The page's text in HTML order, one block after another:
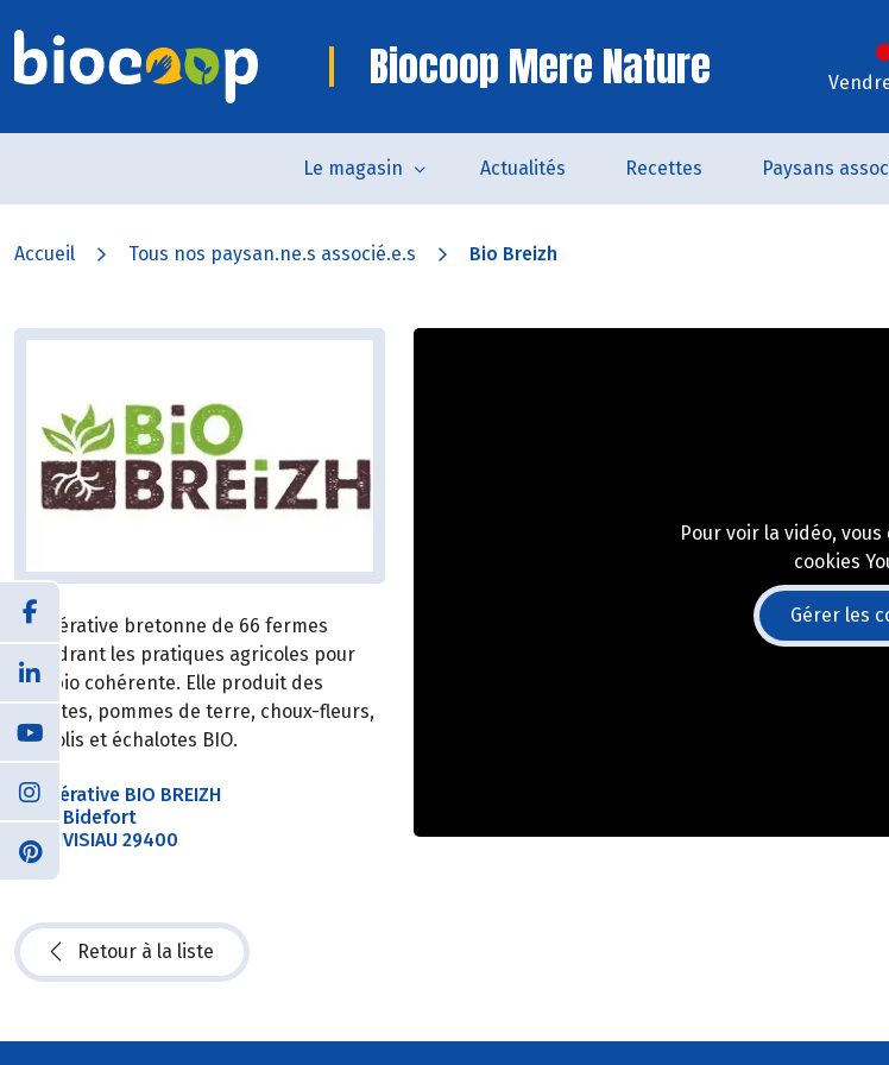
Biocoop Mere Nature
Le magasin Actualités Recettes Paysans
Accueil Tous nos paysan.ne.s associé.e.s Bio Breizh
Coopérative bretonne de 66 fermes
encadrant les pratiques agricoles pour
une bio cohérente. Elle produit des
carottes, pommes de terre, choux-fleurs,
brocolis et échalotes BIO.
Coopérative BIO BREIZH
7 rue Bidefort
LANDIVISIAU 29400
Pour voir la vidéo,
cookies
Gérer les
Retour à la liste